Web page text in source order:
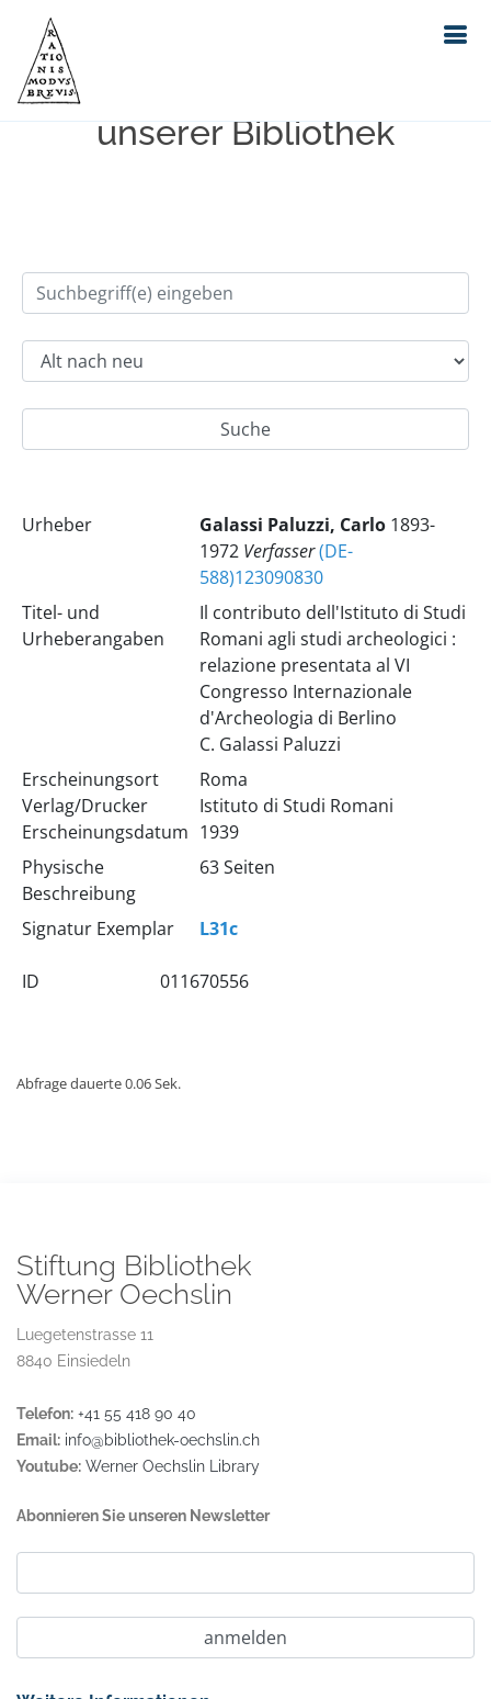
Einfache Suche im Bestand
unserer Bibliothek
Urheber Galassi Paluzzi, Carlo 1893-
1972 Verfasser(DE-
588)123090830
Titel- und
Urheberangaben
Il contributo dell'Istituto di Studi
Romani agli studi archeologici :
relazione presentata al VI
Congresso Internazionale
d'Archeologia di Berlino
C. Galassi Paluzzi
Erscheinungsort
Verlag/Drucker
Erscheinungsdatum
Roma
Istituto di Studi Romani
1939
Physische
Beschreibung
63 Seiten
Signatur Exemplar L31c
ID 011670556
Abfrage dauerte 0.06 Sek.
Stiftung Bibliothek
Werner Oechslin
Luegetenstrasse 11
8840 Einsiedeln
Telefon: +41 55 418 90 40
Email: info@bibliothek-oechslin.ch
Youtube: Werner Oechslin Library
Abonnieren Sie unseren Newsletter